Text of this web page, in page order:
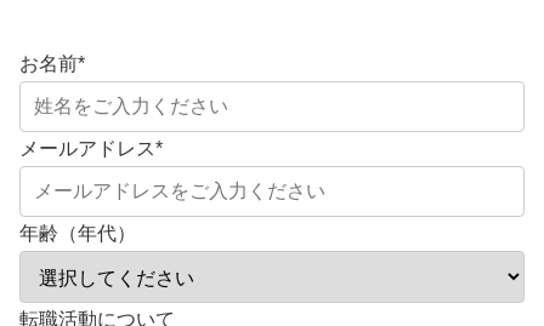
お名前*
メールアドレス*
年齢（年代）
転職活動について